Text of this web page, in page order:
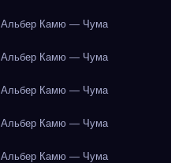
Альбер Камю — Чума
Альбер Камю — Чума
Альбер Камю — Чума
Альбер Камю — Чума
Альбер Камю — Чума